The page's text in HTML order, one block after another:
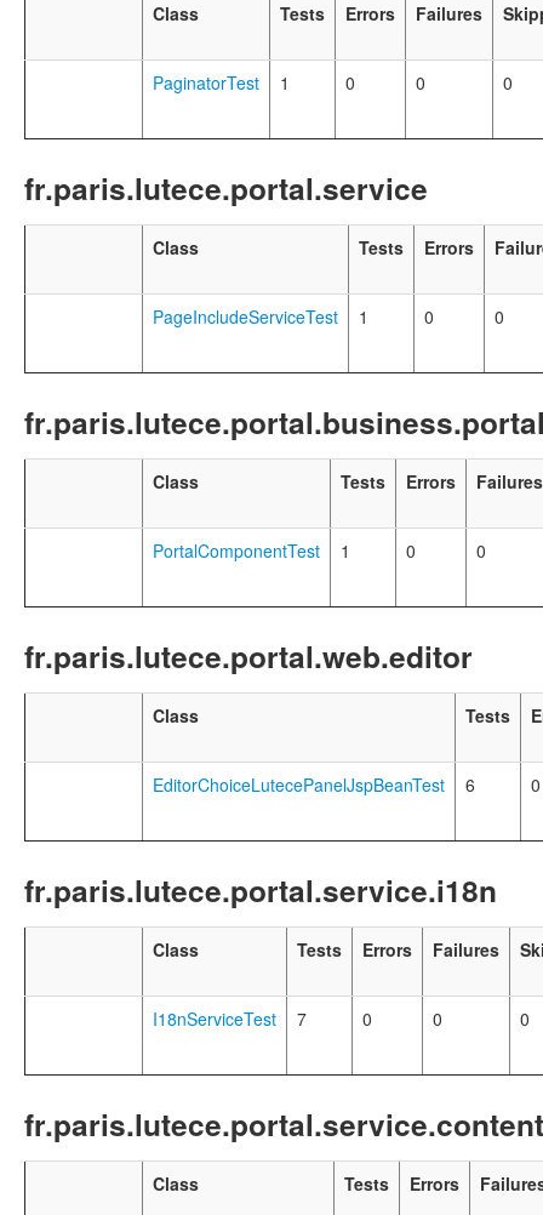
Class Tests Errors Failures
PaginatorTest 1 0 0 0
fr.paris.lutece.portal.service
Class Tests Errors
PageIncludeServiceTest 1 0 0
Class Tests Errors Failures
PortalComponentTest 1 0 0
fr.paris.lutece.portal.web.editor
Class Tests
EditorChoiceLutecePanelJspBeanTest 6 0
fr.paris.lutece.portal.service.i18n
Class Tests Errors Failures
I18nServiceTest 7 0 0 0
fr.paris.lutece.portal.service.content
Class Tests Errors